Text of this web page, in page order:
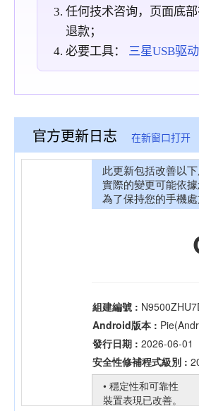
任何技术咨询，页面底
退款；
必要工具： 三星USB驱动
官方更新日志 在新窗口打开